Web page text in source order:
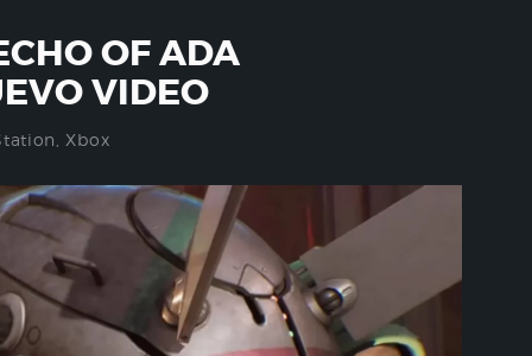
OF ADA
VIDEO
Xbox